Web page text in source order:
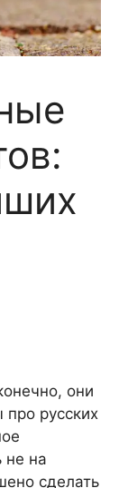
они
русских
не на
сделать